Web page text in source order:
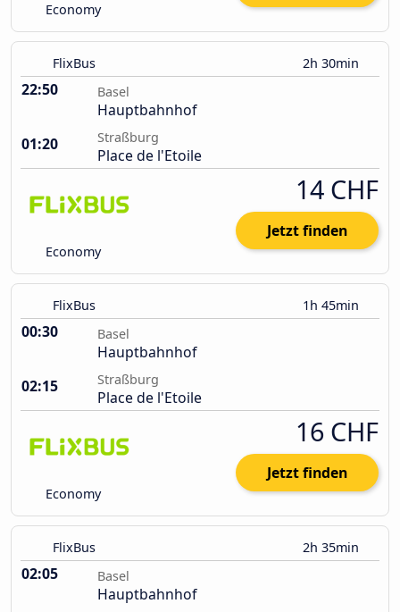
Economy
FlixBus 2h 30min
22:50 Basel
Hauptbahnhof
01:20
Straßburg
Place de l'Etoile
Economy
14 CHF
Jetzt finden
FlixBus 1h 45min
00:30 Basel
Hauptbahnhof
02:15
Straßburg
Place de l'Etoile
Economy
16 CHF
Jetzt finden
FlixBus 2h 35min
02:05 Basel
Hauptbahnhof